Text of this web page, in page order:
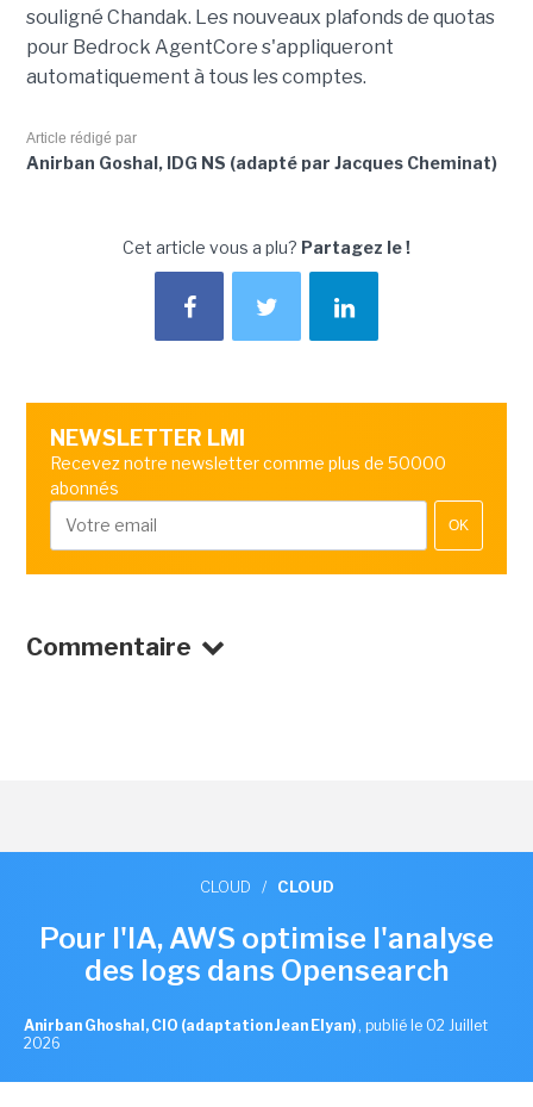
souligné Chandak. Les nouveaux plafonds de quotas
pour Bedrock AgentCore s'appliqueront
automatiquement à tous les comptes.
Article rédigé par
Anirban Goshal, IDG NS (adapté par Jacques Cheminat)
Cet article vous a plu? Partagez le !
NEWSLETTER LMI
Recevez notre newsletter comme plus de 50000
abonnés
OK
Commentaire
CLOUD / CLOUD
Pour l'IA, AWS optimise l'analyse
des logs dans Opensearch
Anirban Ghoshal, CIO (adaptation Jean Elyan) , publié le 02 Juillet
2026